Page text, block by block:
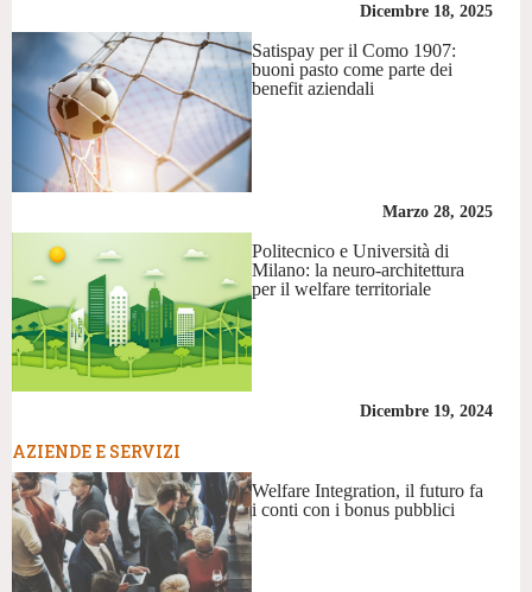
Dicembre 18, 2025
Satispay per il Como 1907:
buoni pasto come parte dei
benefit aziendali
Marzo 28, 2025
Politecnico e Università di
Milano: la neuro-architettura
per il welfare territoriale
Dicembre 19, 2024
AZIENDE E SERVIZI
Welfare Integration, il futuro fa
i conti con i bonus pubblici